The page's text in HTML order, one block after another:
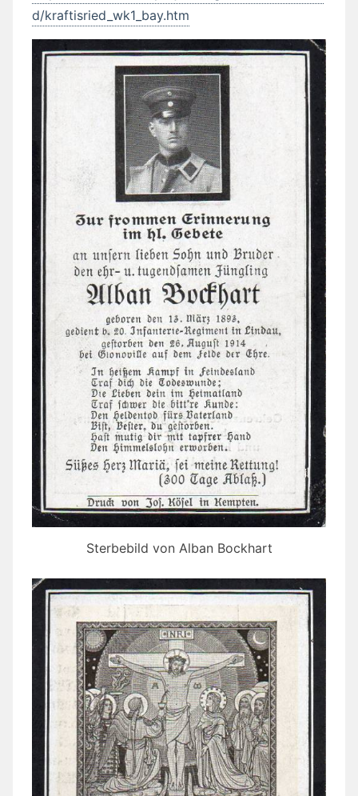
d/kraftisried_wk1_bay.htm
Sterbebild von Alban Bockhart